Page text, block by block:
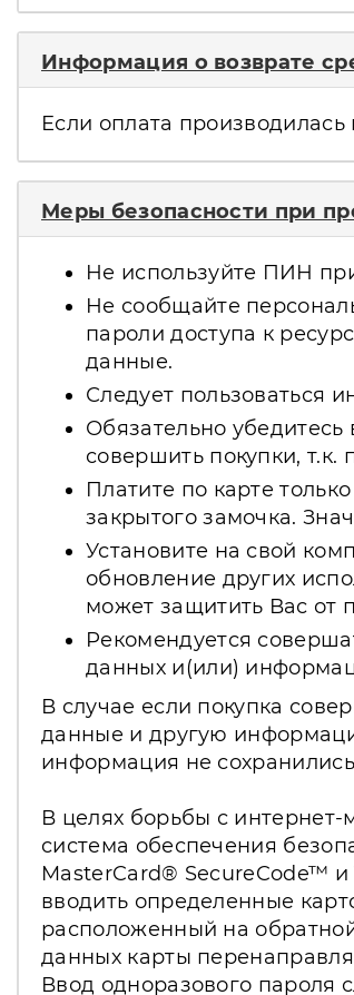
Информация о возврате
Если оплата
Меры безопасности при
Не используйте ПИН
Не сообщайте
пароли доступа к
данные.
Следует пользоваться
Обязательно
совершить покупки,
Платите по карте
закрытого замочка.
Установите на свой
обновление других
может защитить Вас от
Рекомендуется
данных и(или)
В случае если покупка
данные и другую
информация не
В целях борьбы с
система обеспечения
MasterCard® SecureCode™
вводить определенные
расположенный на
данных карты
Ввод одноразового пароля